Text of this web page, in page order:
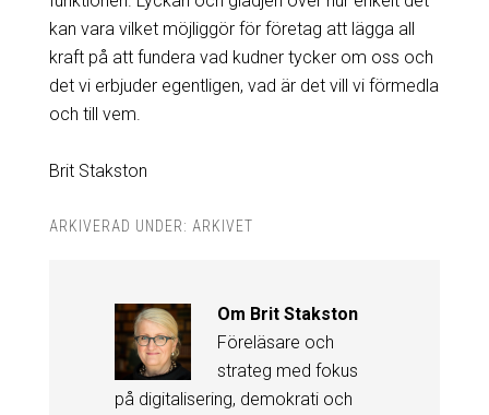
kan vara vilket möjliggör för företag att lägga all
kraft på att fundera vad kudner tycker om oss och
det vi erbjuder egentligen, vad är det vill vi förmedla
och till vem.
Brit Stakston
ARKIVERAD UNDER: ARKIVET
Om Brit Stakston
Föreläsare och
strateg med fokus
på digitalisering, demokrati och